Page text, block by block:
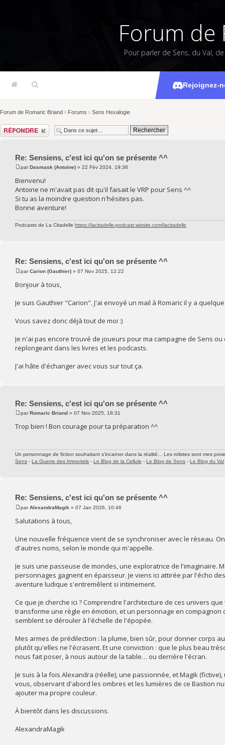
Forum de
Pour parler de Sens, du Val,
Rejoignez-
Sensiens,
Forum de Romaric Briand › Forums › Sens Hexalogie
Répondre
Re: Sensiens, c'est ici qu'on se présente ^^
parDasmask (Antoine) » 22 Fév 2024, 19:36
Bienvenu!
Antoine ne m'avait pas dit qu'il faisait le VRP pour Sens ^^
Si tu as la moindre question n'hésites pas.
Bonne aventure!
Podcasts de La Citadelle https://lacitadelle-podcast.wixsite.com/lacitadelle
Re: Sensiens, c'est ici qu'on se présente ^^
parCarion (Gauthier) » 07 Nov 2025, 12:22
Bonjour à tous,
Je suis Gauthier "Carion". J'ai envoyé un mail à Romaric il y a
Vous savez donc déjà tout de moi :)
Je n'ai pas encore trouvé de joueurs pour ma campagne de Sens
replongeant dans les livres et les podcasts.
J'ai hâte d'échanger avec vous sur tout ça.
Re: Sensiens, c'est ici qu'on se présente ^^
parRomaric Briand » 07 Nov 2025, 18:31
Trop bien ! Bon courage pour ta préparation ^^
Un personnage de fiction souhaitant s'incarner dans la réalité... Les rolistes sont mes
Sens - La Guerre des Immortels - Le Blog de la Cellule - Le Blog de Sens - Le Blog du Val
Re: Sensiens, c'est ici qu'on se présente ^^
parAlexandraMagik » 07 Jan 2026, 10:46
Salutations à tous,
Une nouvelle fréquence vient de se synchroniser avec le réseau.
d'autres noms, selon le monde qui m'appelle.
Je suis une passeuse de mondes, une exploratrice de
personnages gagnent en épaisseur. Je viens ici attirée par l'écho
aventure ludique s'entremêlent si intimement.
Ce que je cherche ici ? Comprendre l'architecture de ces univers
transforme une règle en émotion, et un personnage en
semblent se dérouler à l'échelle de l'épopée.
Mes armes de prédilection : la plume, bien sûr, pour donner corps
plutôt qu'elles ne l'écrasent. Et une conviction : que le plus beau
nous fait poser, à nous autour de la table… ou derrière l'écran.
Je suis à la fois Alexandra (réelle), une passionnée, et Magik
vous, observant d'abord les ombres et les lumières de ce Bastion
ajouter ma propre couleur.
À bientôt dans les discussions.
AlexandraMagik